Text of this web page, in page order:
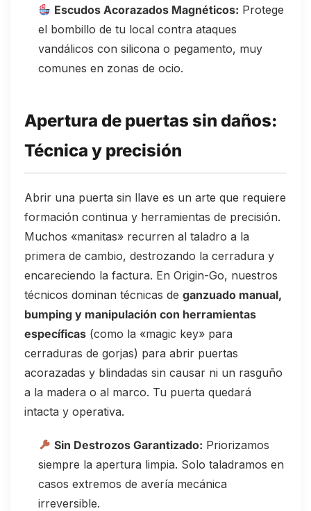
Escudos Acorazados Magnéticos: Protege
el bombillo de tu local contra ataques
vandálicos con silicona o pegamento, muy
comunes en zonas de ocio.
Apertura de puertas sin daños:
Técnica y precisión
Abrir una puerta sin llave es un arte que requiere
formación continua y herramientas de precisión.
Muchos «manitas» recurren al taladro a la
primera de cambio, destrozando la cerradura y
encareciendo la factura. En Origin-Go, nuestros
técnicos dominan técnicas de ganzuado manual,
bumping y manipulación con herramientas
específicas (como la «magic key» para
cerraduras de gorjas) para abrir puertas
acorazadas y blindadas sin causar ni un rasguño
a la madera o al marco. Tu puerta quedará
intacta y operativa.
Sin Destrozos Garantizado: Priorizamos
siempre la apertura limpia. Solo taladramos en
casos extremos de avería mecánica
irreversible.